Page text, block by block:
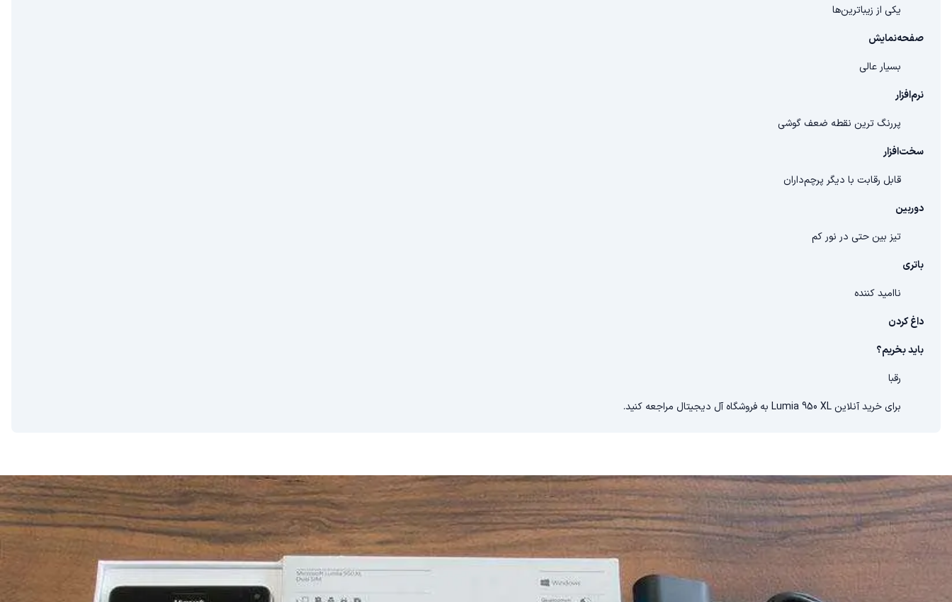
یکی از زیباترین‌ها
صفحه‌نمایش
بسیار عالی
نرم‌افزار
پررنگ ترین نقطه ضعف گوشی
سخت‌افزار
قابل رقابت با دیگر پرچم‌داران
دوربین
تیز بین حتی در نور کم
باتری
ناامید کننده
داغ کردن
باید بخریم؟
رقبا
برای خرید آنلاین Lumia 950 XL به فروشگاه آل دیجیتال مراجعه کنید.